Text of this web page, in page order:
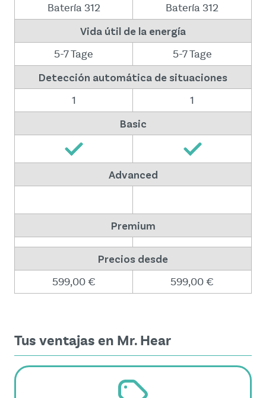
Batería 312
Batería 312
Vida útil de la energía
5-7 Tage
5-7 Tage
Detección automática de situaciones
1
1
Basic
Advanced
Premium
Precios desde
599,00 €
599,00 €
Tus ventajas en Mr. Hear